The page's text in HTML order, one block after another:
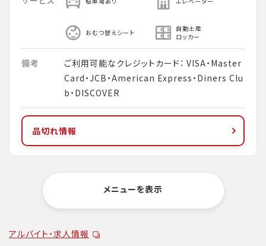
おむつ替えシート
自動土産
ロッカー
備考
ご利用可能なクレジットカード： VISA・Master
Card・JCB・American Express・Diners Clu
b・DISCOVER
品切れ情報
メニューを表示
アルバイト・求人情報